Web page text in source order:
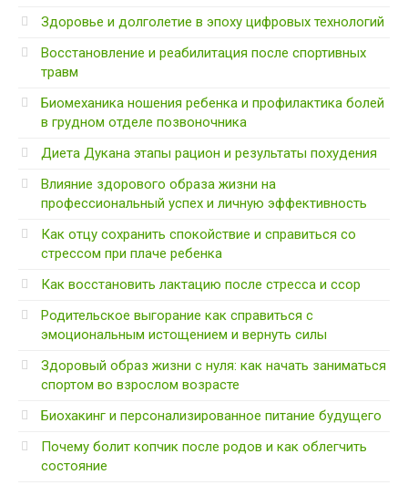
Здоровье и долголетие в эпоху цифровых технологий
Восстановление и реабилитация после спортивных
травм
Биомеханика ношения ребенка и профилактика болей
в грудном отделе позвоночника
Диета Дукана этапы рацион и результаты похудения
Влияние здорового образа жизни на
профессиональный успех и личную эффективность
Как отцу сохранить спокойствие и справиться со
стрессом при плаче ребенка
Как восстановить лактацию после стресса и ссор
Родительское выгорание как справиться с
эмоциональным истощением и вернуть силы
Здоровый образ жизни с нуля: как начать заниматься
спортом во взрослом возрасте
Биохакинг и персонализированное питание будущего
Почему болит копчик после родов и как облегчить
состояние